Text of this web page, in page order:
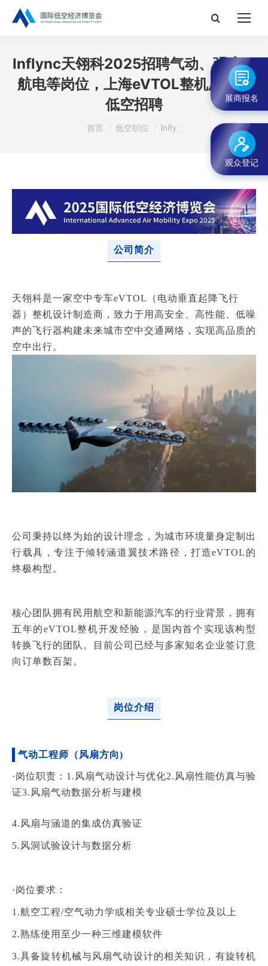
搜
Inflync天翎科2025招聘气动、强度、
航电等岗位，上海eVTOL整机厂商丨
低空招聘
您在这里：
首页 低空职位 Infly…
公司简介
天翎科是一家空中专车eVTOL
（电动垂直起降飞行
器）整机设计制造商，致力于用高安全、高性能、低噪
声的飞行器构建未来城市空中交通网络，实现高品质的
空中出行。
公司秉持以终为始的设计理念，为城市环境量身定制出
行载具，专注于倾转涵道翼技术路径，打造eVTOL的
终极构型。
核心团队拥有民用航空和新能源汽车的行业背景，拥有
五年的eVTOL整机开发经验，是国内首个实现该构型
转换飞行的团队。目前公司已经与多家知名企业签订意
向订单数百架。
岗位介绍
气动工程师（风扇方向)
·岗位职责： 1.风扇气动设计与优化2.风扇性能仿真与验
证3.风扇气动数据分析与建模
4.风扇与涵道的集成仿真验证
5.风洞试验设计与数据分析
·岗位要求：
1.航空工程/空气动力学或相关专业硕士学位及以上
2.熟练使用至少一种三维建模软件
3.具备旋转机械与风扇气动设计的相关知识，有旋转机
展商报名
观众登记